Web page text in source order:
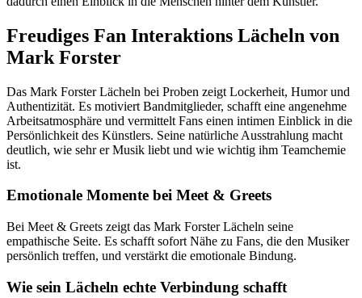
Freudiges Fan Interaktions Lächeln von
Mark Forster
Das Mark Forster Lächeln bei Proben zeigt Lockerheit, Humor und
Authentizität. Es motiviert Bandmitglieder, schafft eine angenehme
Arbeitsatmosphäre und vermittelt Fans einen intimen Einblick in die
Persönlichkeit des Künstlers. Seine natürliche Ausstrahlung macht
deutlich, wie sehr er Musik liebt und wie wichtig ihm Teamchemie
ist.
Emotionale Momente bei Meet & Greets
Bei Meet & Greets zeigt das Mark Forster Lächeln seine
empathische Seite. Es schafft sofort Nähe zu Fans, die den Musiker
persönlich treffen, und verstärkt die emotionale Bindung.
Wie sein Lächeln echte Verbindung schafft